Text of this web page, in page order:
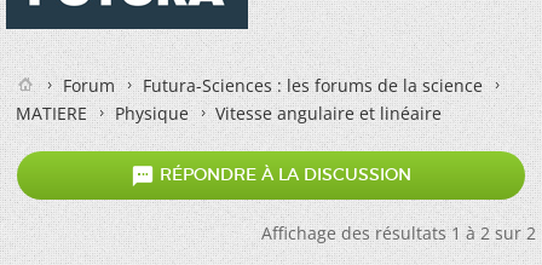
Forum
Futura-Sciences : les forums de la science
MATIERE
Physique Vitesse angulaire et linéaire
 RÉPONDRE À LA DISCUSSION
Affichage des résultats 1 à 2 sur 2